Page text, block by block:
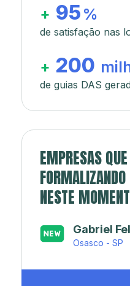
+ 95 %
de satisfação nas
+ 200
de guias DAS
EMPRESAS
NESTE
Japa’s
Rio de